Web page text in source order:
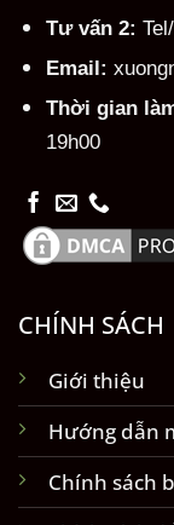
Tư vấn 2:
Email:
Thời gian
19h00
CHÍNH SÁCH
Giới thiệu
Hướng dẫn
Chính sách